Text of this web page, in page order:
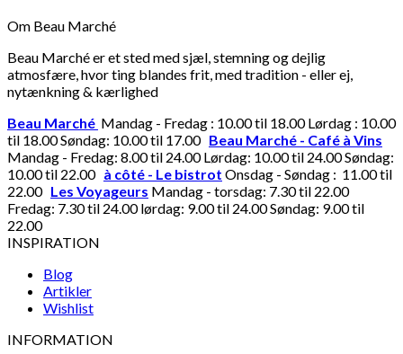
Om Beau Marché
Beau Marché er et sted med sjæl, stemning og dejlig
atmosfære, hvor ting blandes frit, med tradition - eller ej,
nytænkning & kærlighed
Beau Marché Mandag - Fredag : 10.00 til 18.00 Lørdag : 10.00
til 18.00 Søndag: 10.00 til 17.00 Beau Marché - Café à Vins
Mandag - Fredag: 8.00 til 24.00 Lørdag: 10.00 til 24.00 Søndag:
10.00 til 22.00 à côté - Le bistrot Onsdag - Søndag : 11.00 til
22.00 Les Voyageurs Mandag - torsdag: 7.30 til 22.00
Fredag: 7.30 til 24.00 lørdag: 9.00 til 24.00 Søndag: 9.00 til
22.00
INSPIRATION
Blog
Artikler
Wishlist
INFORMATION